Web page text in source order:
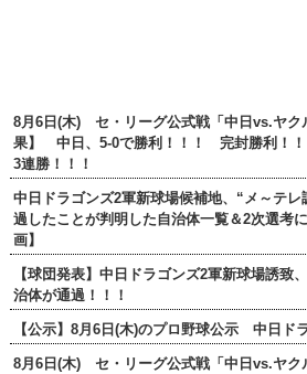
8月6日(木) セ・リーグ公式戦「中日vs.ヤク
果】 中日、5-0で勝利！！！ 完封勝利！！
3連勝！！！
中日ドラゴンズ2軍新球場候補地、“メ～テ
過したことが判明した自治体一覧＆2次選考
画】
【球団発表】中日ドラゴンズ2軍新球場誘致
治体が通過！！！
【公示】8月6日(木)のプロ野球公示 中日ド
8月6日(木) セ・リーグ公式戦「中日vs.ヤク